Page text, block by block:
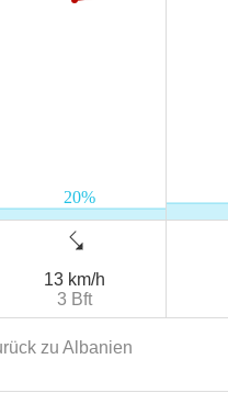
13 km/h
3 Bft
zu Albanien